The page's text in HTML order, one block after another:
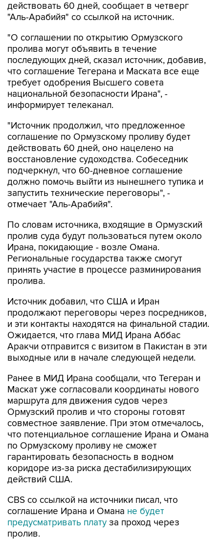
действовать 60 дней, сообщает в четверг
"Аль-Арабийя" со ссылкой на источник.
"О соглашении по открытию Ормузского
пролива могут объявить в течение
последующих дней, сказал источник, добавив,
что соглашение Тегерана и Маската все еще
требует одобрения Высшего совета
национальной безопасности Ирана", -
информирует телеканал.
"Источник продолжил, что предложенное
соглашение по Ормузскому проливу будет
действовать 60 дней, оно нацелено на
восстановление судоходства. Собеседник
подчеркнул, что 60-дневное соглашение
должно помочь выйти из нынешнего тупика и
запустить технические переговоры", -
отмечает "Аль-Арабийя".
По словам источника, входящие в Ормузский
пролив суда будут пользоваться путем около
Ирана, покидающие - возле Омана.
Региональные государства также смогут
принять участие в процессе разминирования
пролива.
Источник добавил, что США и Иран
продолжают переговоры через посредников,
и эти контакты находятся на финальной стадии.
Ожидается, что глава МИД Ирана Аббас
Аракчи отправится с визитом в Пакистан в эти
выходные или в начале следующей недели.
Ранее в МИД Ирана сообщали, что Тегеран и
Маскат уже согласовали координаты нового
маршрута для движения судов через
Ормузский пролив и что стороны готовят
совместное заявление. При этом отмечалось,
что потенциальное соглашение Ирана и Омана
по Ормузскому проливу не сможет
гарантировать безопасность в водном
коридоре из-за риска дестабилизирующих
действий США.
CBS со ссылкой на источники писал, что
соглашение Ирана и Омана не будет
предусматривать плату за проход через
пролив.